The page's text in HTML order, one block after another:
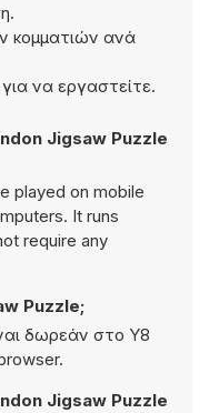
κομματιών ανά
να εργαστείτε.
Jigsaw Puzzle
played on mobile
It runs
require any
Puzzle;
δωρεάν στο Y8
Jigsaw Puzzle